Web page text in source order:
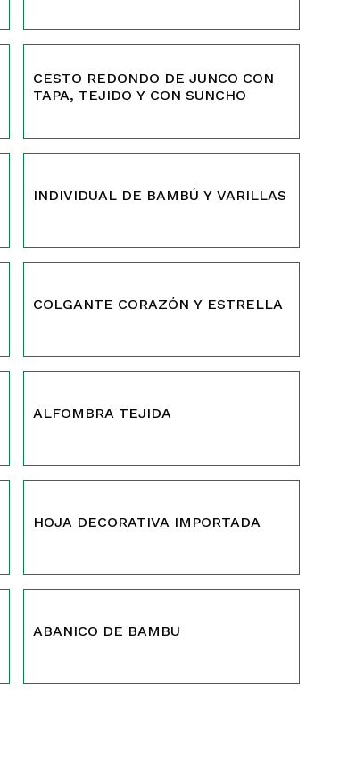
CESTO REDONDO DE JUNCO CON
TAPA, TEJIDO Y CON SUNCHO
INDIVIDUAL DE BAMBÚ Y VARILLAS
COLGANTE CORAZÓN Y ESTRELLA
ALFOMBRA TEJIDA
HOJA DECORATIVA IMPORTADA
ABANICO DE BAMBU